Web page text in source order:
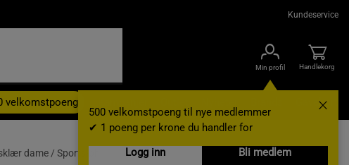
Kundeservice
Min profil
500 velkomstpoeng til nye medlemmer
✔ 1 poeng per krone du handler for
Logg inn
Bli medlem
Handlekorg
velkomstpoeng Gavekort
dame / Sports-bh